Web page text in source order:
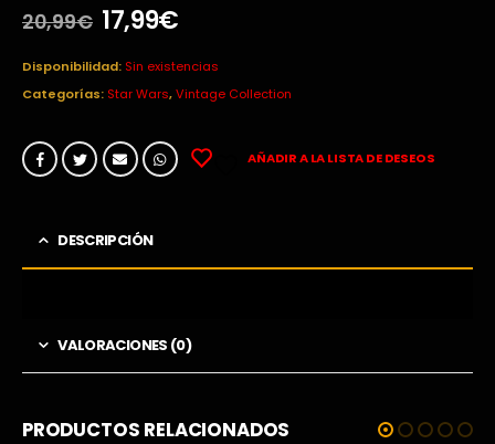
20,99€ El
precio
original
era:
17,99€El
actual
es:
Disponibilidad: Sin existencias
Categorías: Star Wars,Vintage Collection
AÑADIR A LA LISTA DE DESEOS
DESCRIPCIÓN
VALORACIONES (0)
PRODUCTOS RELACIONADOS